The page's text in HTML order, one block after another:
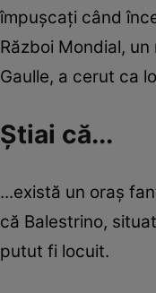
împuşcaţi când
Război Mondial,
Gaulle, a cerut ca
Ştiai că...
...există un oraş
că Balestrino,
putut fi locuit.